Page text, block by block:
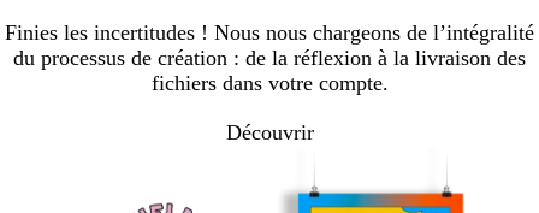
Finies les incertitudes ! Nous nous chargeons de l’intégralité
du processus de création : de la réflexion à la livraison des
fichiers dans votre compte.
Découvrir